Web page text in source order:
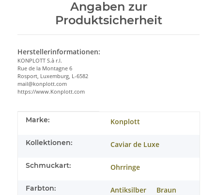
Angaben zur
Produktsicherheit
Herstellerinformationen:
KONPLOTT S.à r.l.
Rue de la Montagne 6
Rosport, Luxemburg, L-6582
mail@konplott.com
https://www.Konplott.com
Produkteigenschaft
Wert
Marke: Konplott
Kollektionen: Caviar de Luxe
Schmuckart: Ohrringe
Farbton: Antiksilber Braun